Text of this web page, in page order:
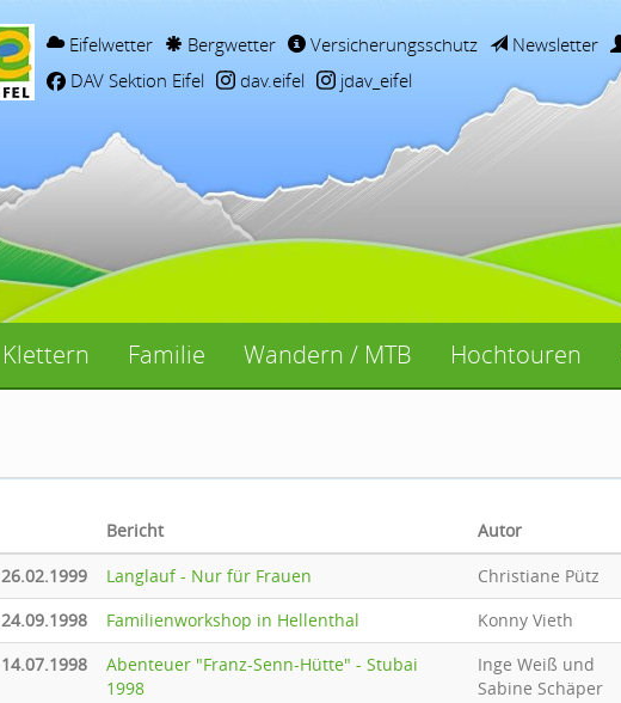
Eifelwetter Bergwetter Versicherungsschutz Newsletter
DAV Sektion Eifel
dav.eifel jdav_eifel
Klettern Familie Wandern / MTB Hochtouren
Bericht Autor
26.02.1999
Langlauf - Nur für Frauen Christiane Pütz
24.09.1998
Familienworkshop in Hellenthal Konny Vieth
14.07.1998
Abenteuer "Franz-Senn-Hütte" - Stubai
1998
Inge Weiß und
Sabine Schäper